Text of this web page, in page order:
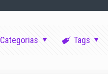
Categorias Tags